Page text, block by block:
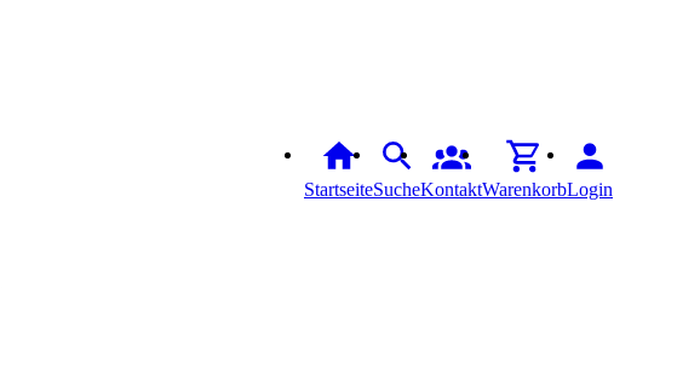
StartseiteSucheKontaktWarenkorbLogin